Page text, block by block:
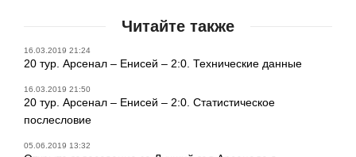
Читайте также
16.03.2019 21:24
20 тур. Арсенал – Енисей – 2:0. Технические данные
16.03.2019 21:50
20 тур. Арсенал – Енисей – 2:0. Статистическое
послесловие
05.06.2019 13:32